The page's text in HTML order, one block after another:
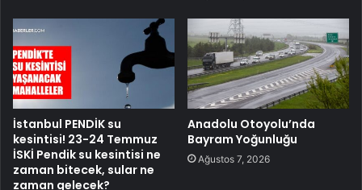
İstanbul PENDİK su
kesintisi! 23-24 Temmuz
İSKİ Pendik su kesintisi ne
zaman bitecek, sular ne
zaman gelecek?
Anadolu Otoyolu’nda
Bayram Yoğunluğu
Ağustos 7, 2026